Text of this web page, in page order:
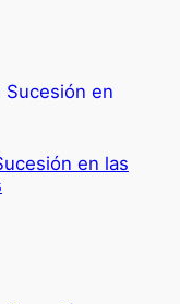
en las